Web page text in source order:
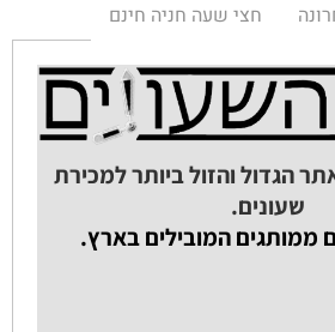
חצי שעה חניה חינם
הגדול והזול ביותר למכירת
שעונים.
ממותגים המובילים בארץ.